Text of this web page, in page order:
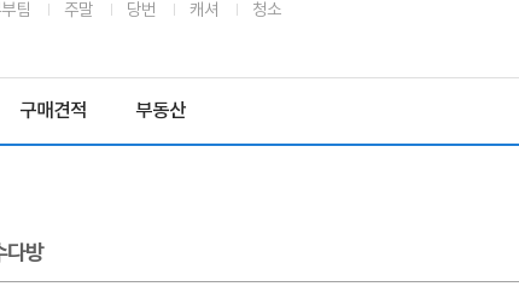
팀 주말 당번 캐셔 청소
구매견적 부동산
다방